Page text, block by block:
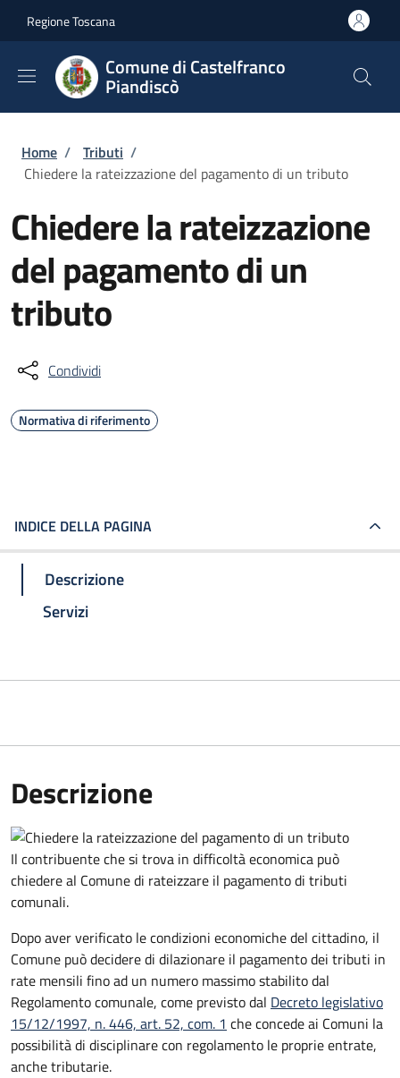
Regione Toscana
Comune di Castelfranco
Piandiscò
Briciole di pane
Home / Tributi /
Chiedere la rateizzazione del pagamento di un tributo
Chiedere la rateizzazione
del pagamento di un
tributo
Condividi
Normativa di riferimento
INDICE DELLA PAGINA
Descrizione
Servizi
Descrizione
Il contribuente che si trova in difficoltà economica può
chiedere al Comune di rateizzare il pagamento di tributi
comunali.
Dopo aver verificato le condizioni economiche del cittadino, il
Comune può decidere di dilazionare il pagamento dei tributi in
rate mensili fino ad un numero massimo stabilito dal
Regolamento comunale, come previsto dal Decreto legislativo
15/12/1997, n. 446, art. 52, com. 1 che concede ai Comuni la
possibilità di disciplinare con regolamento le proprie entrate,
anche tributarie.